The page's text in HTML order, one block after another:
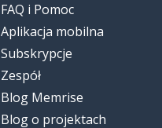
FAQ i Pomoc
Aplikacja mobilna
Subskrypcje
Zespół
Blog Memrise
Blog o projektach